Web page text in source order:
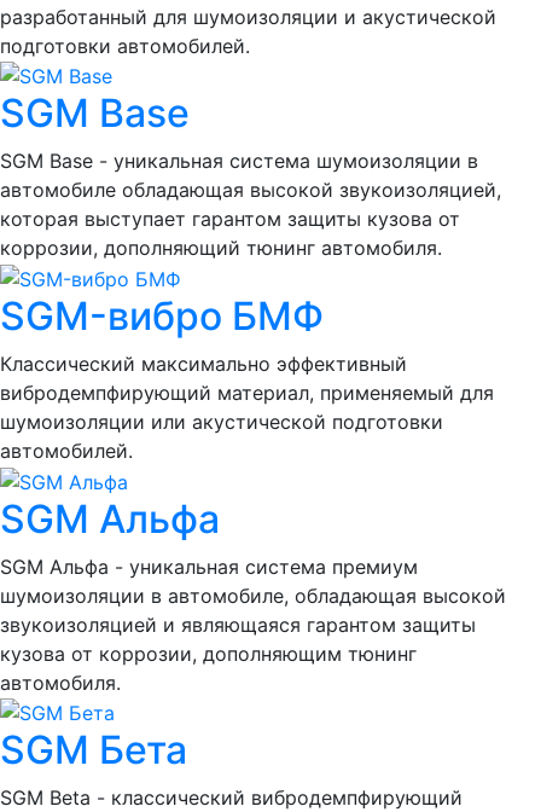
разработанный для шумоизоляции и акустической
подготовки автомобилей.
SGM Base
SGM Base - уникальная система шумоизоляции в
автомобиле обладающая высокой звукоизоляцией,
которая выступает гарантом защиты кузова от
коррозии, дополняющий тюнинг автомобиля.
SGM-вибро БМФ
Классический максимально эффективный
вибродемпфирующий материал, применяемый для
шумоизоляции или акустической подготовки
автомобилей.
SGM Альфа
SGM Альфа - уникальная система премиум
шумоизоляции в автомобиле, обладающая высокой
звукоизоляцией и являющаяся гарантом защиты
кузова от коррозии, дополняющим тюнинг
автомобиля.
SGM Бета
SGM Beta - классический вибродемпфирующий